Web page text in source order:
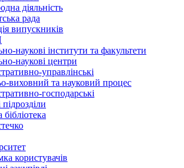
діяльність
рада
випускників
наукові інститути та факультети
наукові центри
управлінські
виховний та науковий процес
господарські
користувачів